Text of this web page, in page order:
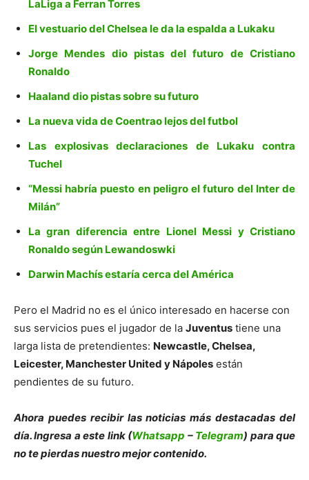
LaLiga a Ferran Torres
El vestuario del Chelsea le da la espalda a Lukaku
Jorge Mendes dio pistas del futuro de Cristiano
Ronaldo
Haaland dio pistas sobre su futuro
La nueva vida de Coentrao lejos del futbol
Las explosivas declaraciones de Lukaku contra
Tuchel
“Messi habría puesto en peligro el futuro del Inter de
Milán”
La gran diferencia entre Lionel Messi y Cristiano
Ronaldo según Lewandoswki
Darwin Machís estaría cerca del América
Pero el Madrid no es el único interesado en hacerse con
sus servicios pues el jugador de la Juventus tiene una
larga lista de pretendientes: Newcastle, Chelsea,
Leicester, Manchester United y Nápoles están
pendientes de su futuro.
Ahora puedes recibir las noticias más destacadas del
día. Ingresa a este link (Whatsapp – Telegram) para que
no te pierdas nuestro mejor contenido.